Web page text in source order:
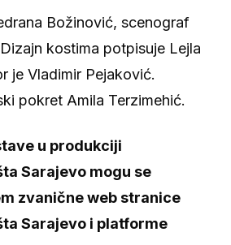
Božinović, scenograf
kostima potpisuje Lejla
je Vladimir Pejaković.
pokret Amila Terzimehić.
u produkciji
Sarajevo mogu se
zvanične web stranice
Sarajevo i platforme